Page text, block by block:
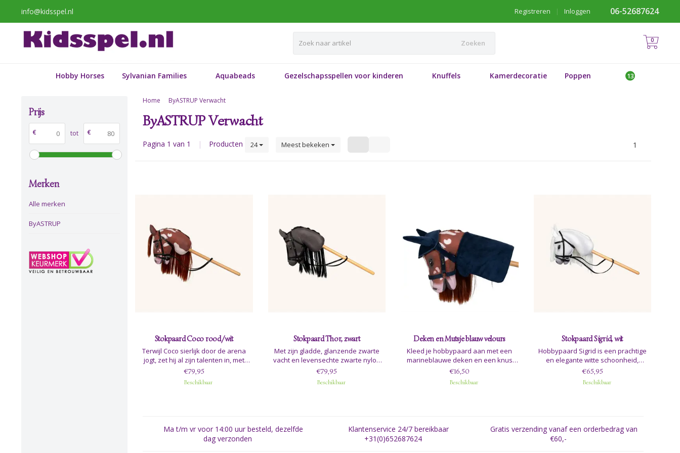
info@kidsspel.nl 06-52687624
Inloggen
|
Registreren
Zoeken 0
Hobby Horses Sylvanian Families Aquabeads Gezelschapsspellen voor kinderen Knuffels Kamerdecoratie Poppen
Prijs
€ tot €
Merken
Alle merken
ByASTRUP
Home ByASTRUP Verwacht
ByASTRUP Verwacht
Pagina 1 van 1 | Producten 24 Meest bekeken 1
Stokpaard Coco rood/wit
Terwijl Coco sierlijk door de arena
jogt, zet hij al zijn talenten in, met
zowel elegantie als precisie. Met
opvallende rood-witte aftekeningen
en felrode nylon manen is Coco het
€79,95
Beschikbaar
Stokpaard Thor, zwart
Met zijn gladde, glanzende zwarte
vacht en levensechte zwarte nylon
manen, galoppeert Thor moeiteloos
door het veld en betovert hij elke
andere hobbypaardenliefhebber in
€79,95
Beschikbaar
Deken en Mutsje blauw velours
Kleed je hobbypaard aan met een
marineblauwe deken en een knus
mutsje, en geniet van hoe ze hem
zowel warm als stijlvol houden, of hij
nu buiten in de tuin staat of veilig
€16,50
Beschikbaar
Stokpaard Sigrid, wit
Hobbypaard Sigrid is een prachtige
en elegante witte schoonheid,
ontworpen met minutieuze aandacht
voor detail om de essentie van een
echt paard vast te leggen.
€65,95
Beschikbaar
Ma t/m vr voor 14:00 uur besteld, dezelfde
dag verzonden
Klantenservice 24/7 bereikbaar
+31(0)652687624
Gratis verzending vanaf een orderbedrag van
€60,-